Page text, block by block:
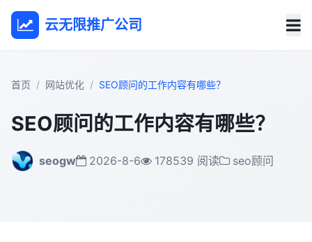
云无限推广公司
首页 网站优化 SEO顾问的工作内容有哪些？
SEO顾问的工作内容有哪些？
seogw 2026-8-6 178539 阅读 seo顾问